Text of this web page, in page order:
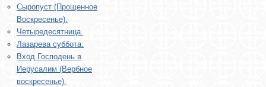
Сыропуст (Прощенное
Воскресенье).
Четыредесятница.
Лазарева суббота.
Вход Господень в
Иерусалим (Вербное
воскресенье).